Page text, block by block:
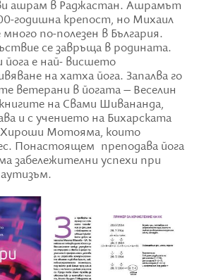
ашрам в Раджастан. Ашрамът
годишна крепост, но Михаил
по-полезен в България.
се завръща в родината.
йога е най- висшето
на хатха йога. Запалва го
ветерани в йогата – Веселин
на Свами Шивананда,
и с учението на Бихарската
Хироши Мотояма, които
Понастоящем преподава йога
забележителни успехи при